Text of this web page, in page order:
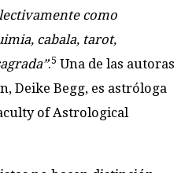
como
cabala, tarot,
.5 Una de las autoras
Deike Begg, es astróloga
of Astrological